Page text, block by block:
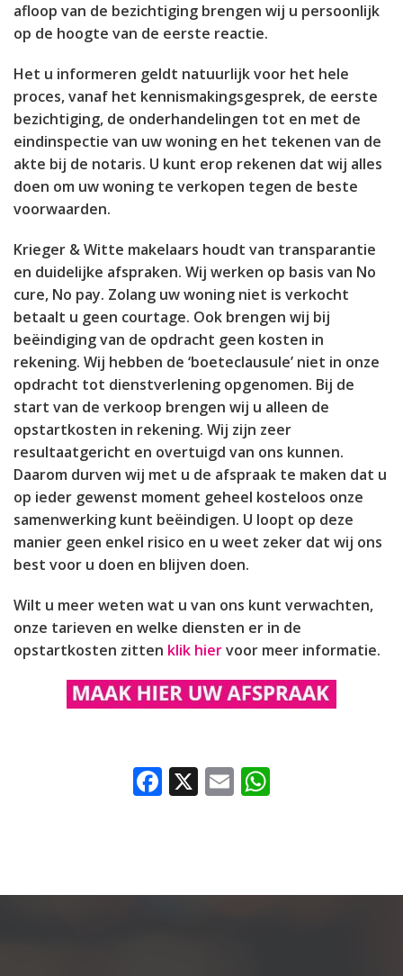
afloop van de bezichtiging brengen wij u persoonlijk
op de hoogte van de eerste reactie.
Het u informeren geldt natuurlijk voor het hele
proces, vanaf het kennismakingsgesprek, de eerste
bezichtiging, de onderhandelingen tot en met de
eindinspectie van uw woning en het tekenen van de
akte bij de notaris. U kunt erop rekenen dat wij alles
doen om uw woning te verkopen tegen de beste
voorwaarden.
Krieger & Witte makelaars houdt van transparantie
en duidelijke afspraken. Wij werken op basis van No
cure, No pay. Zolang uw woning niet is verkocht
betaalt u geen courtage. Ook brengen wij bij
beëindiging van de opdracht geen kosten in
rekening. Wij hebben de ‘boeteclausule’ niet in onze
opdracht tot dienstverlening opgenomen. Bij de
start van de verkoop brengen wij u alleen de
opstartkosten in rekening. Wij zijn zeer
resultaatgericht en overtuigd van ons kunnen.
Daarom durven wij met u de afspraak te maken dat u
op ieder gewenst moment geheel kosteloos onze
samenwerking kunt beëindigen. U loopt op deze
manier geen enkel risico en u weet zeker dat wij ons
best voor u doen en blijven doen.
Wilt u meer weten wat u van ons kunt verwachten,
onze tarieven en welke diensten er in de
opstartkosten zitten klik hiervoor meer informatie.
Facebook
X Email